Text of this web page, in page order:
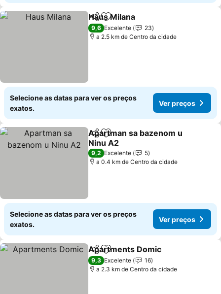
PartilharAdicionar aos favoritos
Haus Milana
9,6 Excelente
23
a 2.5 km de Centro da cidade
Selecione as datas para ver os preços
exatos.
Ver preços
PartilharAdicionar aos favoritos
Apartman sa bazenom u
Ninu A2
9,2 Excelente
5
a 0.4 km de Centro da cidade
Selecione as datas para ver os preços
exatos.
Ver preços
PartilharAdicionar aos favoritos
Apartments Domic
9,3 Excelente
16
a 2.3 km de Centro da cidade